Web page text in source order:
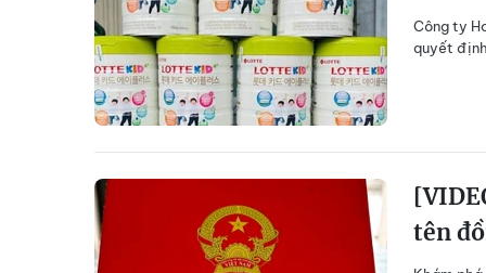
Công ty
quyết
tên